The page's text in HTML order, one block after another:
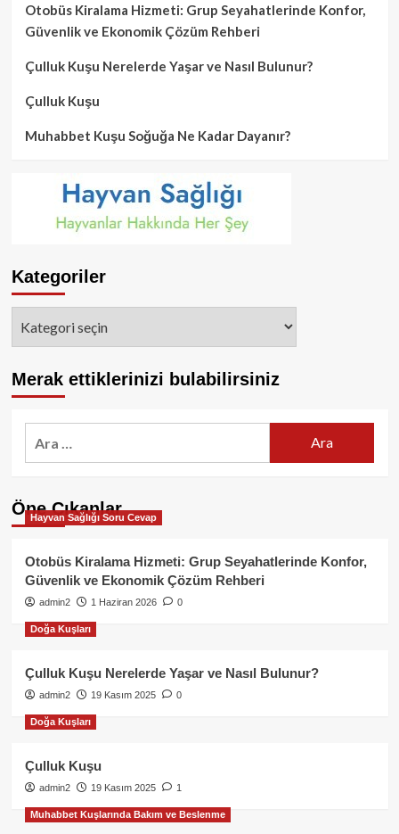
Otobüs Kiralama Hizmeti: Grup Seyahatlerinde Konfor,
Güvenlik ve Ekonomik Çözüm Rehberi
Çulluk Kuşu Nerelerde Yaşar ve Nasıl Bulunur?
Çulluk Kuşu
Muhabbet Kuşu Soğuğa Ne Kadar Dayanır?
Kategoriler
Merak ettiklerinizi bulabilirsiniz
Öne Çıkanlar
Hayvan Sağlığı Soru Cevap
Otobüs Kiralama Hizmeti: Grup Seyahatlerinde Konfor,
Güvenlik ve Ekonomik Çözüm Rehberi
admin2 1 Haziran 2026 0
Doğa Kuşları
Çulluk Kuşu Nerelerde Yaşar ve Nasıl Bulunur?
admin2 19 Kasım 2025 0
Doğa Kuşları
Çulluk Kuşu
admin2 19 Kasım 2025 1
Muhabbet Kuşlarında Bakım ve Beslenme